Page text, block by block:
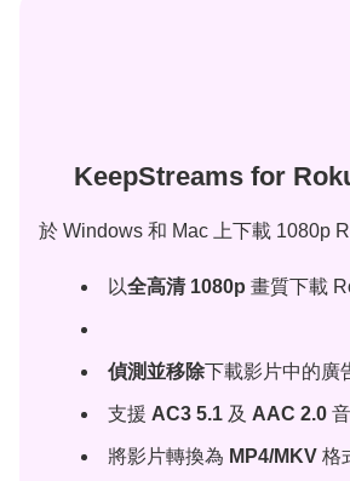
KeepStreams for
於 Windows 和 Mac 上下載 1080p
以全高清 1080p 畫質下載
偵測並移除下載影片中的廣
支援 AC3 5.1 及 AAC 2.0
將影片轉換為 MP4/MKV 格